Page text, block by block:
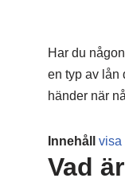
Har du
en typ av lån
händer när
Innehåll visa
Vad